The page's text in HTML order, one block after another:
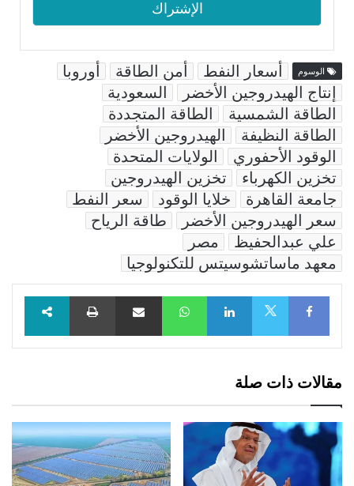
الوسوم أسعار النفط أمن الطاقة
أوروبا
إنتاج الهيدروجين الأخضر
السعودية
الطاقة الشمسية
الطاقة المتجددة
الطاقة النظيفة
الهيدروجين الأخضر
الوقود الأحفوري
الولايات المتحدة
تخزين الكهرباء
تخزين الهيدروجين
جامعة القاهرة
خلايا الوقود
سعر النفط
سعر الهيدروجين الأخضر
طاقة الرياح
علي عبدالحفيظ
مصر
معهد ماساتشوسيتس للتكنولوجيا
Facebook
LinkedIn
WhatsAppمشاركة عبر البريد طباعة
مقالات ذات صلة